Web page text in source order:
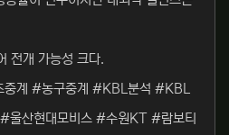
전개 가능성 크다.
계 #농구중계 #KBL분석 #KBL
울산현대모비스 #수원KT #람보티